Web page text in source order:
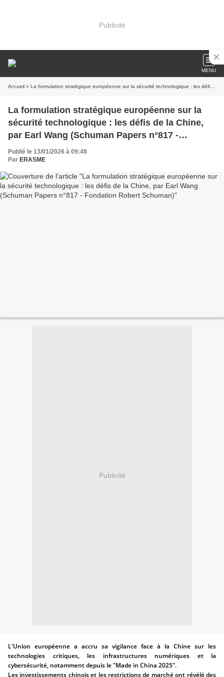
Publicité
MENU
Accueil » La formulation stratégique européenne sur la sécurité technologique : les défis de la Chine, par Earl Wang (Schuman Papers n°817 - Fondation Robert Schuman)
La formulation stratégique européenne sur la
sécurité technologique : les défis de la Chine,
par Earl Wang (Schuman Papers n°817 -
Fondation Robert Schuman)
Publié le 13/01/2026 à 09:48
Par ERASME
Publicité
L'Union européenne a accru sa vigilance face à la Chine sur les
technologies critiques, les infrastructures numériques et la
cybersécurité, notamment depuis le "Made in China 2025".
Les investissements chinois et les restrictions de marché ont révélé des